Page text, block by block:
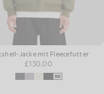
Jacke mit Fleecefutter
£130.00